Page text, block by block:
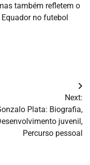
também refletem o
no futebol
Next:
Plata: Biografia,
juvenil,
Percurso pessoal